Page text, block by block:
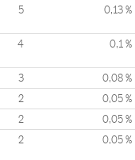
5 0,13 %
4 0,1 %
3 0,08 %
2 0,05 %
2 0,05 %
2 0,05 %